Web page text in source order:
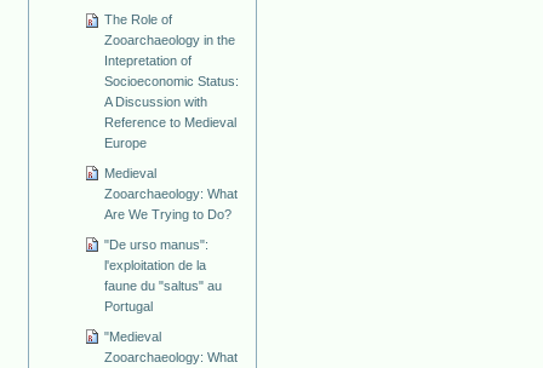
The Role of
Zooarchaeology in the
Intepretation of
Socioeconomic Status:
A Discussion with
Reference to Medieval
Europe
Medieval
Zooarchaeology: What
Are We Trying to Do?
"De urso manus":
l'exploitation de la
faune du "saltus" au
Portugal
"Medieval
Zooarchaeology: What